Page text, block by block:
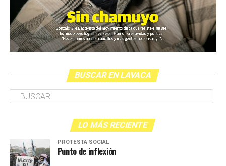
BUSCAR EN LAVACA
LO MÁS RECIENTE
PROTESTA SOCIAL
Punto de inflexión